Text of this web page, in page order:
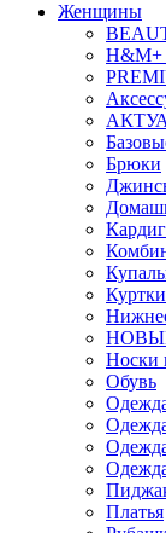
Женщины
H&M+
Брюки
Носки
Обувь
Платья